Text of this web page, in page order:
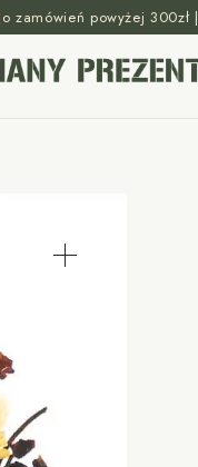
zamówień powyżej 300zł |